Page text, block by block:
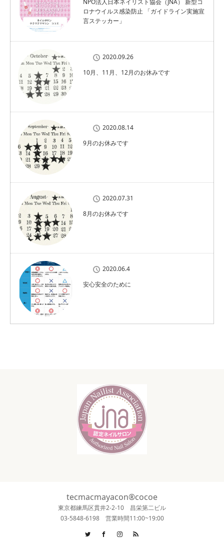
NPO法人日本ネイリスト協会（JNA） 新型コ
ロナウイルス感染防止 「ガイドライン実施宣
言ステッカー」
2020.09.26
10月、11月、12月のお休みです
2020.08.14
9月のお休みです
2020.07.31
8月のお休みです
2020.06.4
安心安全のために
tecmacmayacon®cocoe
東京都練馬区貫井2-2-10 昌栄第二ビル
03-5848-6198 営業時間11:00~19:00
Twitter FacebookInstagram